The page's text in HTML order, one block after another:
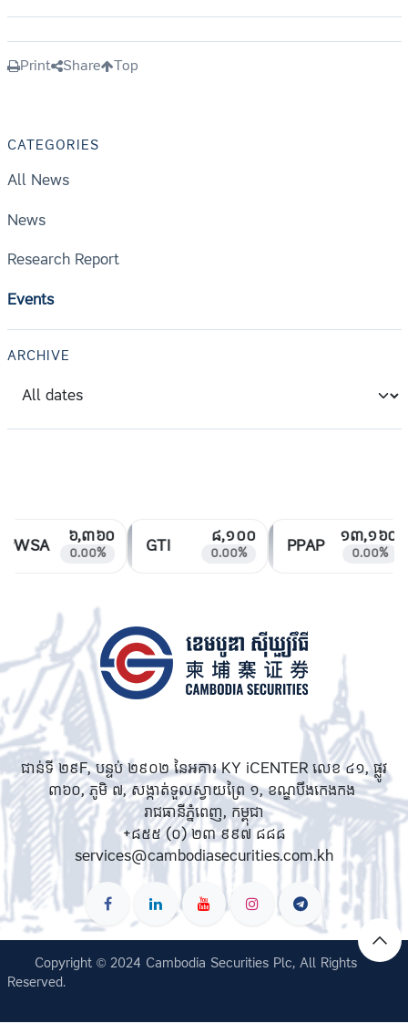
Print Share Top
CATEGORIES
All News
News
Research Report
Events
ARCHIVE
៦,៣៦០
០.០០% GTI ៨,១០០
០.០០% PPAP ១៣,១៦០
០.០០%
ជាន់ទី ២៩F, បន្ទប់ ២៩០២ នៃអគារ KY iCENTER លេខ ៤១, ផ្លូវ
៣៦០, ភូមិ ៧, សង្កាត់ទួលស្វាយព្រៃ ១, ខណ្ឌបឹងកេងកង
រាជធានីភ្នំពេញ, កម្ពុជា
+៨៥៥ (០) ២៣ ៩៩៧ ៨៨៨
services@cambodiasecurities.com.kh
Copyright © 2024 Cambodia Securities Plc, All Rights
Reserved.